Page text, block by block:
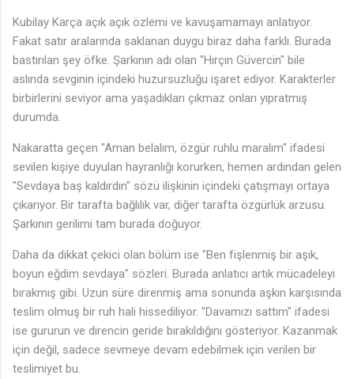
Kubilay Karça açık açık özlemi ve kavuşamamayı anlatıyor.
Fakat satır aralarında saklanan duygu biraz daha farklı. Burada
bastırılan şey öfke. Şarkının adı olan "Hırçın Güvercin" bile
aslında sevginin içindeki huzursuzluğu işaret ediyor. Karakterler
birbirlerini seviyor ama yaşadıkları çıkmaz onları yıpratmış
durumda.
Nakaratta geçen "Aman belalım, özgür ruhlu maralım" ifadesi
sevilen kişiye duyulan hayranlığı korurken, hemen ardından gelen
"Sevdaya baş kaldırdın" sözü ilişkinin içindeki çatışmayı ortaya
çıkarıyor. Bir tarafta bağlılık var, diğer tarafta özgürlük arzusu.
Şarkının gerilimi tam burada doğuyor.
Daha da dikkat çekici olan bölüm ise "Ben fişlenmiş bir aşık,
boyun eğdim sevdaya" sözleri. Burada anlatıcı artık mücadeleyi
bırakmış gibi. Uzun süre direnmiş ama sonunda aşkın karşısında
teslim olmuş bir ruh hali hissediliyor. "Davamızı sattım" ifadesi
ise gururun ve direncin geride bırakıldığını gösteriyor. Kazanmak
için değil, sadece sevmeye devam edebilmek için verilen bir
teslimiyet bu.